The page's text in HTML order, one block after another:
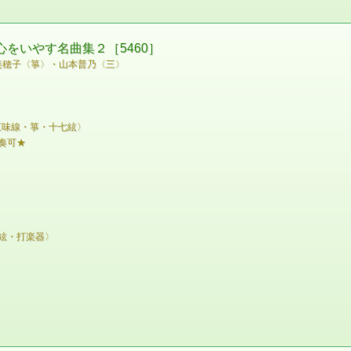
いやす名曲集２［5460］
子〈箏〉・山本普乃〈三〉
線・箏・十七絃〉
可★
・打楽器〉